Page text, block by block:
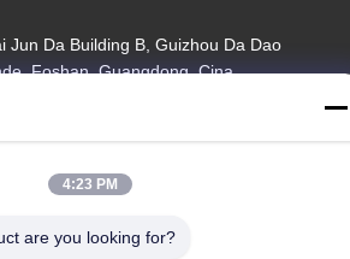
Jun Da Building B, Guizhou Da Dao
Foshan, Guangdong, Cina
4:23 PM
are you looking for?